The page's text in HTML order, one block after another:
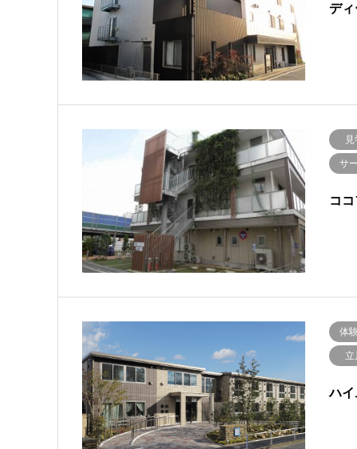
デ
サ
コ
体
立
ハ